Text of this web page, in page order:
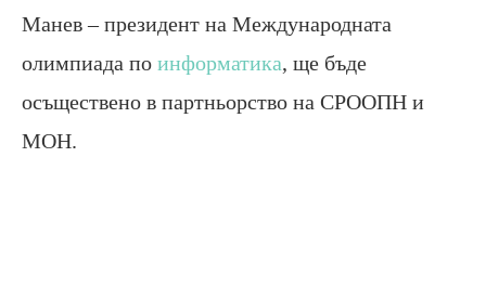
Манев – президент на Международната
олимпиада по информатика, ще бъде
осъществено в партньорство на СРООПН и
МОН.